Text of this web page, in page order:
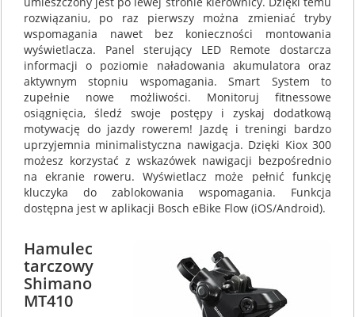
rozwiązaniu, po raz pierwszy można zmieniać tryby
wspomagania nawet bez konieczności montowania
wyświetlacza. Panel sterujący LED Remote dostarcza
informacji o poziomie naładowania akumulatora oraz
aktywnym stopniu wspomagania. Smart System to
zupełnie nowe możliwości. Monitoruj fitnessowe
osiągnięcia, śledź swoje postępy i zyskaj dodatkową
motywację do jazdy rowerem! Jazdę i treningi bardzo
uprzyjemnia minimalistyczna nawigacja. Dzięki Kiox 300
możesz korzystać z wskazówek nawigacji bezpośrednio
na ekranie roweru. Wyświetlacz może pełnić funkcję
kluczyka do zablokowania wspomagania. Funkcja
dostępna jest w aplikacji Bosch eBike Flow (iOS/Android).
Hamulec
tarczowy
Shimano
MT410